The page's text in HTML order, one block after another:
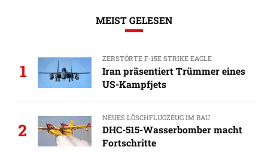
MEIST GELESEN
1
ZERSTÖRTE F-15E STRIKE EAGLE
Iran präsentiert Trümmer eines
US-Kampfjets
2
NEUES LÖSCHFLUGZEUG IM BAU
DHC-515-Wasserbomber macht
Fortschritte